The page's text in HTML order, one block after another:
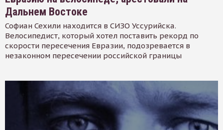
Дальнем Востоке
Софиан Сехили находится в СИЗО Уссурийска.
Велосипедист, который хотел поставить рекорд по
скорости пересечения Евразии, подозревается в
незаконном пересечении российской границы